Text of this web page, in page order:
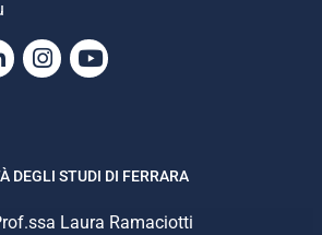
LinkedinInstagram
Youtube
DEGLI STUDI DI FERRARA
Laura Ramaciotti